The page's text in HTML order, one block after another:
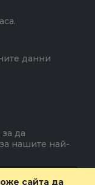
сайта да
данни
да
нашите най-
Абониране